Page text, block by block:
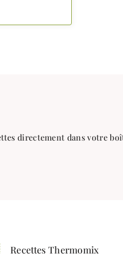
directement dans votre
Recettes Thermomix